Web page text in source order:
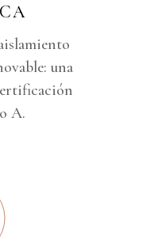
una
A.